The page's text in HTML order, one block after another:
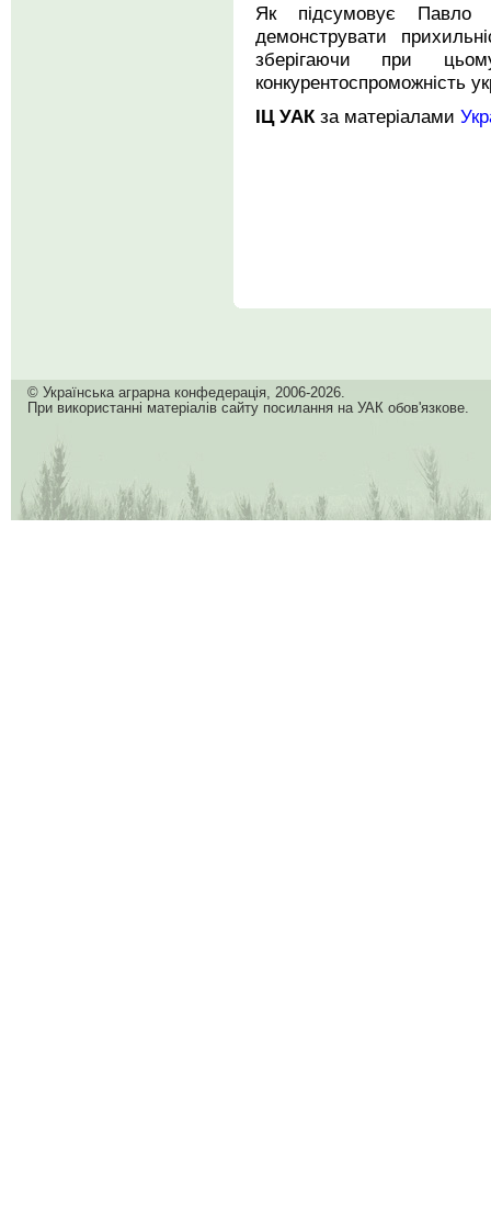
Як підсумовує
демонструвати
зберігаючи при
конкурентоспроможність
ІЦ УАК за матеріалами
© Українська аграрна конфедерація, 2006-2026.
При використанні матеріалів сайту посилання на УАК обов'язкове.